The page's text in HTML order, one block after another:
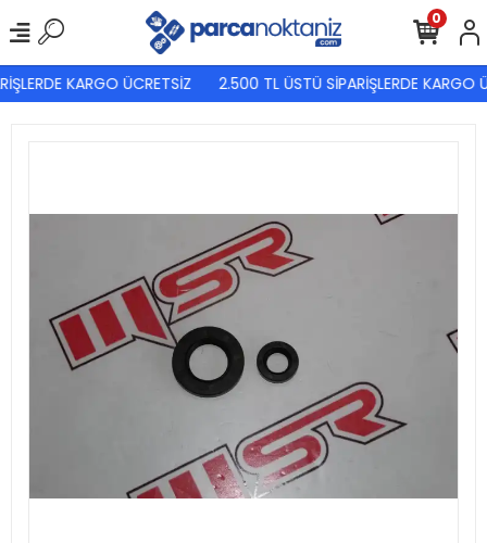
KARGO ÜCRETSİZ 2.500 TL ÜSTÜ SİPARİŞLERDE KARGO
0